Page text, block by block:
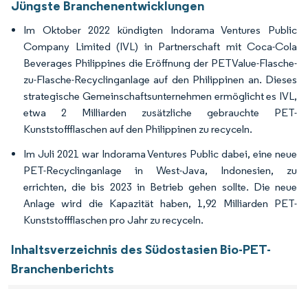
Jüngste Branchenentwicklungen
Im Oktober 2022 kündigten Indorama Ventures Public
Company Limited (IVL) in Partnerschaft mit Coca-Cola
Beverages Philippines die Eröffnung der PETValue-Flasche-
zu-Flasche-Recyclinganlage auf den Philippinen an. Dieses
strategische Gemeinschaftsunternehmen ermöglicht es IVL,
etwa 2 Milliarden zusätzliche gebrauchte PET-
Kunststoffflaschen auf den Philippinen zu recyceln.
Im Juli 2021 war Indorama Ventures Public dabei, eine neue
PET-Recyclinganlage in West-Java, Indonesien, zu
errichten, die bis 2023 in Betrieb gehen sollte. Die neue
Anlage wird die Kapazität haben, 1,92 Milliarden PET-
Kunststoffflaschen pro Jahr zu recyceln.
Inhaltsverzeichnis des Südostasien Bio-PET-
Branchenberichts